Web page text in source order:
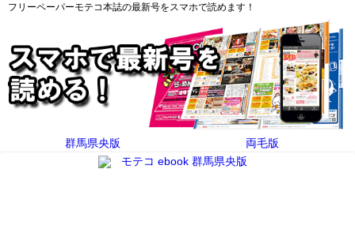
フリーペーパーモテコ本誌の最新号をスマホで読めます！
群馬県央版 両毛版